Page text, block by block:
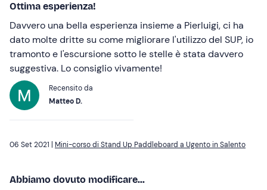
Ottima esperienza!
Davvero una bella esperienza insieme a Pierluigi, ci ha
dato molte dritte su come migliorare l'utilizzo del SUP, io
tramonto e l'escursione sotto le stelle è stata davvero
suggestiva. Lo consiglio vivamente!
Recensito da
Matteo D.
06 Set 2021 | Mini-corso di Stand Up Paddleboard a Ugento in Salento
Abbiamo dovuto modificare...